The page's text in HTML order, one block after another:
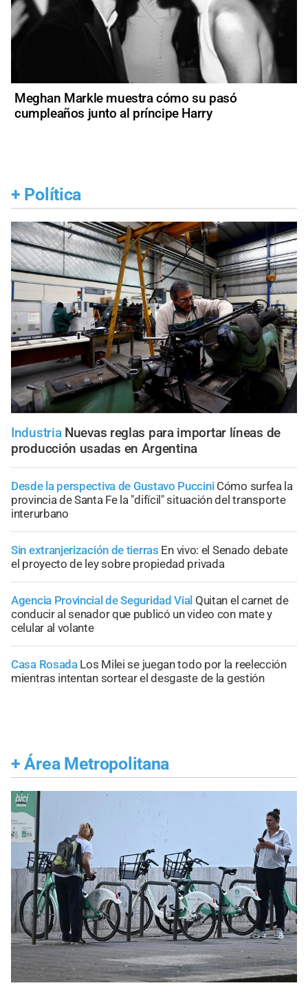
Meghan Markle muestra cómo su pasó
cumpleaños junto al príncipe Harry
+ Política
Industria Nuevas reglas para importar líneas de
producción usadas en Argentina
Desde la perspectiva de Gustavo Puccini Cómo surfea la
provincia de Santa Fe la "difícil" situación del transporte
interurbano
Sin extranjerización de tierras En vivo: el Senado debate
el proyecto de ley sobre propiedad privada
Agencia Provincial de Seguridad Vial Quitan el carnet de
conducir al senador que publicó un video con mate y
celular al volante
Casa Rosada Los Milei se juegan todo por la reelección
mientras intentan sortear el desgaste de la gestión
+ Área Metropolitana